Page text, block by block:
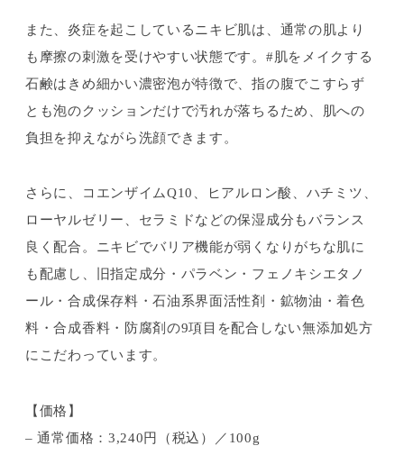
また、炎症を起こしているニキビ肌は、通常の肌より
も摩擦の刺激を受けやすい状態です。#肌をメイクする
石鹸はきめ細かい濃密泡が特徴で、指の腹でこすらず
とも泡のクッションだけで汚れが落ちるため、肌への
負担を抑えながら洗顔できます。
さらに、コエンザイムQ10、ヒアルロン酸、ハチミツ、
ローヤルゼリー、セラミドなどの保湿成分もバランス
良く配合。ニキビでバリア機能が弱くなりがちな肌に
も配慮し、旧指定成分・パラベン・フェノキシエタノ
ール・合成保存料・石油系界面活性剤・鉱物油・着色
料・合成香料・防腐剤の9項目を配合しない無添加処方
にこだわっています。
【価格】
– 通常価格：3,240円（税込）／100g